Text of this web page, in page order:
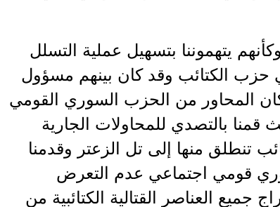
يتهموننا بتسهيل عملية التسلل
حزب الكتائب وقد كان بينهم مسؤول
المحاور من الحزب السوري القومي
قمنا بالتصدي للمحاولات الجارية
تنطلق منها إلى تل الزعتر وقدمنا
قومي اجتماعي عدم التعرض
العناصر القتالية الكتائبية من